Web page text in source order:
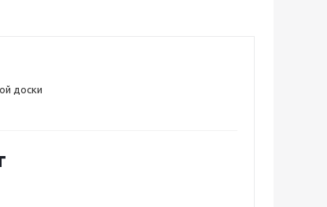
доски